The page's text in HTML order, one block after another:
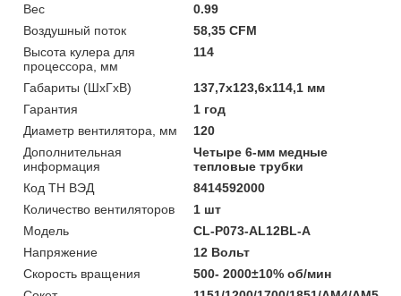
Вес
0.99
Воздушный поток
58,35 CFM
Высота кулера для
процессора, мм
114
Габариты (ШхГхВ)
137,7х123,6х114,1 мм
Гарантия
1 год
Диаметр вентилятора, мм
120
Дополнительная
информация
Четыре 6-мм медные
тепловые трубки
Код ТН ВЭД
8414592000
Количество вентиляторов
1 шт
Модель
CL-P073-AL12BL-A
Напряжение
12 Вольт
Скорость вращения
500- 2000±10% об/мин